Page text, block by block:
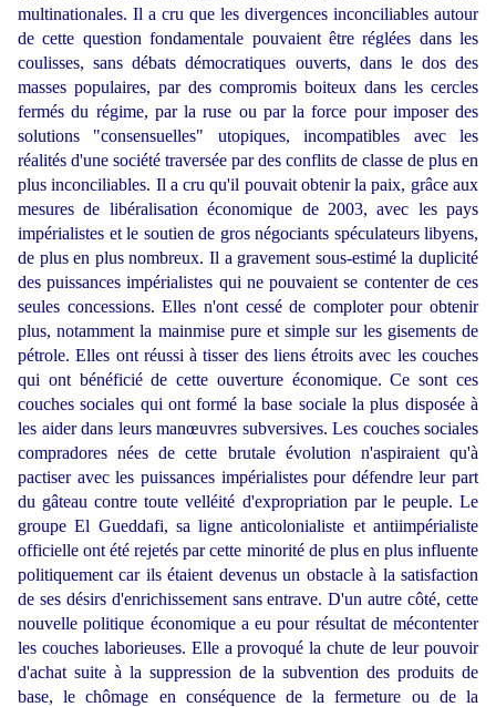
multinationales. Il a cru que les divergences inconciliables autour
de cette question fondamentale pouvaient être réglées dans les
coulisses, sans débats démocratiques ouverts, dans le dos des
masses populaires, par des compromis boiteux dans les cercles
fermés du régime, par la ruse ou par la force pour imposer des
solutions "consensuelles" utopiques, incompatibles avec les
réalités d'une société traversée par des conflits de classe de plus en
plus inconciliables. Il a cru qu'il pouvait obtenir la paix, grâce aux
mesures de libéralisation économique de 2003, avec les pays
impérialistes et le soutien de gros négociants spéculateurs libyens,
de plus en plus nombreux. Il a gravement sous-estimé la duplicité
des puissances impérialistes qui ne pouvaient se contenter de ces
seules concessions. Elles n'ont cessé de comploter pour obtenir
plus, notamment la mainmise pure et simple sur les gisements de
pétrole. Elles ont réussi à tisser des liens étroits avec les couches
qui ont bénéficié de cette ouverture économique. Ce sont ces
couches sociales qui ont formé la base sociale la plus disposée à
les aider dans leurs manœuvres subversives. Les couches sociales
compradores nées de cette brutale évolution n'aspiraient qu'à
pactiser avec les puissances impérialistes pour défendre leur part
du gâteau contre toute velléité d'expropriation par le peuple. Le
groupe El Gueddafi, sa ligne anticolonialiste et antiimpérialiste
officielle ont été rejetés par cette minorité de plus en plus influente
politiquement car ils étaient devenus un obstacle à la satisfaction
de ses désirs d'enrichissement sans entrave. D'un autre côté, cette
nouvelle politique économique a eu pour résultat de mécontenter
les couches laborieuses. Elle a provoqué la chute de leur pouvoir
d'achat suite à la suppression de la subvention des produits de
base, le chômage en conséquence de la fermeture ou de la